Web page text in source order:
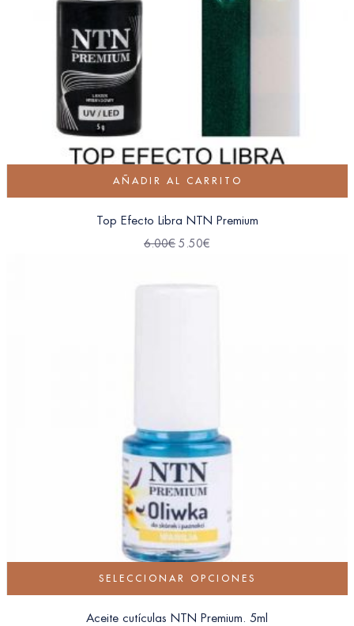
AÑADIR AL CARRITO
Top Efecto Libra NTN Premium
6.00€ 5.50€
SELECCIONAR OPCIONES
Aceite cutículas NTN Premium. 5ml